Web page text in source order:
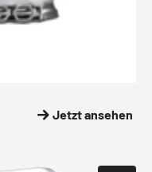
Jetzt ansehen